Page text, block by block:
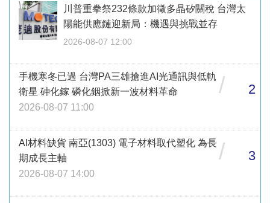
川普重拳祭232條款加徵多晶矽關稅 台灣太
陽能供應鏈迎新局：機遇與挑戰並存
2026-08-07 12:00
手機寒冬已過 台灣PA三雄搶進AI光通訊與低軌
衛星 砷化鎵 磷化銦掀新一波材料革命
2026-08-07 11:00
/ 2
AI材料缺貨 南亞(1303) 電子材料取代塑化 為長
期成長主軸
2026-08-07 14:00
/ 3